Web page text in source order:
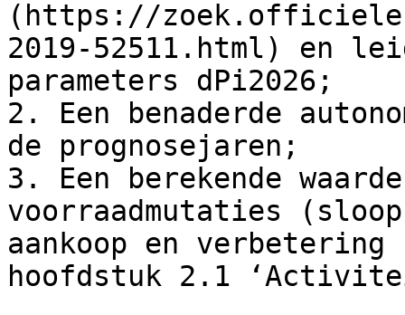
(https://
2019-52511.html) en
parameters dPi2026;
2. Een benaderde
de prognosejaren;
3. Een berekende
voorraadmutaties
aankoop en
hoofdstuk 2.1